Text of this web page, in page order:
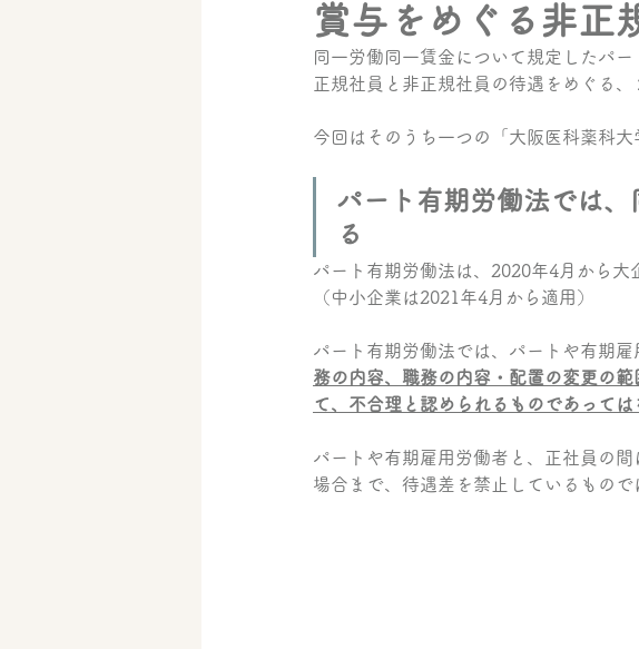
賞与をめぐる非正
同一労働同一賃金について規定したパ
正規社員と非正規社員の待遇をめぐる
今回はそのうち一つの「大阪医科薬科大
パート有期労働法では
る
パート有期労働法は、2020年4月から大
（中小企業は2021年4月から適用）
パート有期労働法では、パートや有期
務の内容、職務の内容・配置の変更の
て、不合理と認められるものであっては
パートや有期雇用労働者と、正社員の
場合まで、待遇差を禁止しているもので